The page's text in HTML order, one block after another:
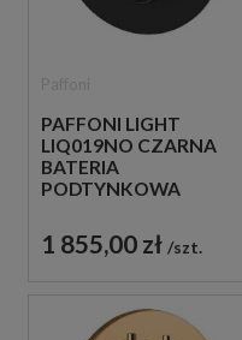
PAFFONI LIGHT
LIQ019NO CZARNA
BATERIA
PODTYNKOWA
DROŻNA
1 855,00 zł szt.